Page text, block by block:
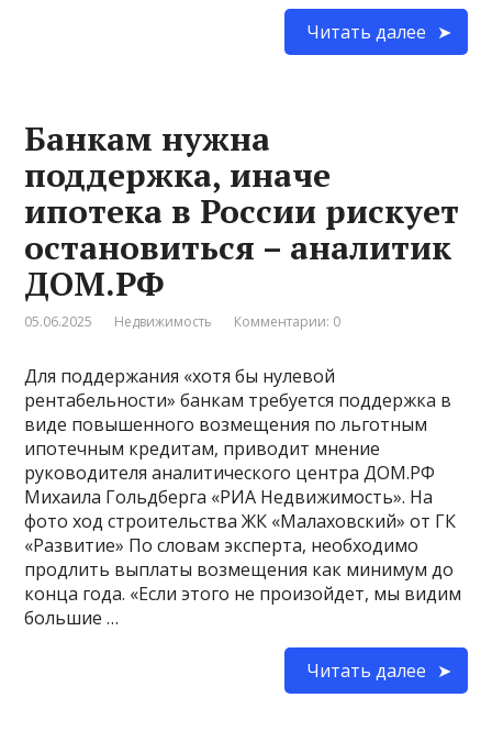
Читать далее
Банкам нужна
поддержка, иначе
ипотека в России рискует
остановиться – аналитик
ДОМ.РФ
05.06.2025 Недвижимость Комментарии: 0
Для поддержания «хотя бы нулевой
рентабельности» банкам требуется поддержка в
виде повышенного возмещения по льготным
ипотечным кредитам, приводит мнение
руководителя аналитического центра ДОМ.РФ
Михаила Гольдберга «РИА Недвижимость». На
фото ход строительства ЖК «Малаховский» от ГК
«Развитие» По словам эксперта, необходимо
продлить выплаты возмещения как минимум до
конца года. «Если этого не произойдет, мы видим
большие …
Читать далее